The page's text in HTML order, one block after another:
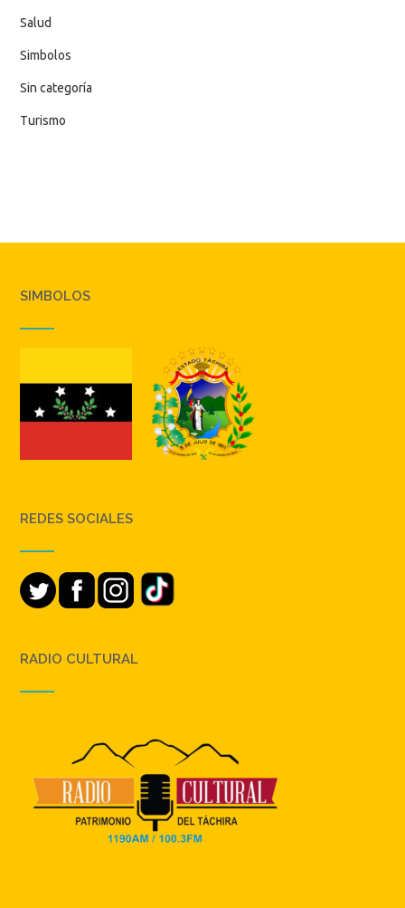
Salud
Simbolos
Sin categoría
Turismo
SIMBOLOS
REDES SOCIALES
RADIO CULTURAL